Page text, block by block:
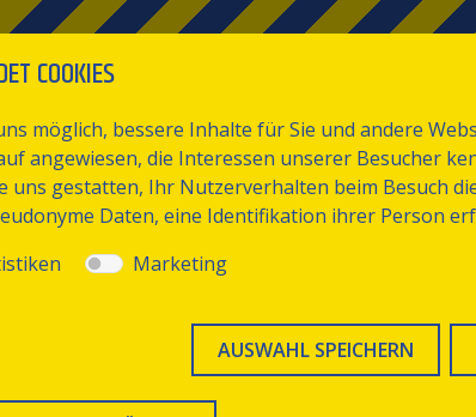
UNTERNEHMEN KOMPETENZEN KONTAKT
COOKIES
möglich, bessere Inhalte für Sie und andere
angewiesen, die Interessen unserer Besucher
uns gestatten, Ihr Nutzerverhalten beim Besuch
Daten, eine Identifikation ihrer Person
Marketing
AUSWAHL SPEICHERN